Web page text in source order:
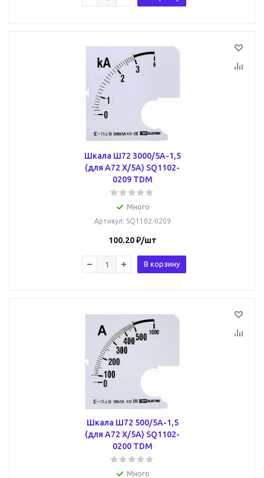
Шкала Ш72 3000/5А-1,5
(для А72 Х/5А) SQ1102-
0209 TDM
Много
Артикул: SQ1102-0209
100.20₽/шт
В корзину
Шкала Ш72 500/5А-1,5
(для А72 Х/5А) SQ1102-
0200 TDM
Много